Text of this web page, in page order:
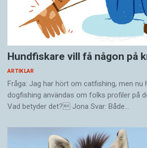
Hundfiskare vill få någon på
ARTIKLAR
Fråga: Jag har hört om catfishing, men nu
dogfishing användas om folks profiler på
Vad betyder det? Jona Svar: Både…